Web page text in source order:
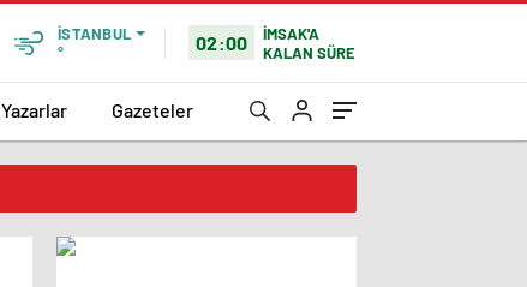
İSTANBUL
°
02:00
İMSAK'A
KALAN SÜRE
Yazarlar Gazeteler